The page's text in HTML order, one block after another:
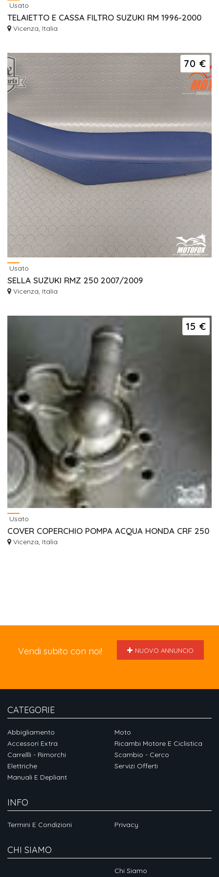
Usato
TELAIETTO E CASSA FILTRO SUZUKI RM 1996-2000
Vicenza, Italia
70 €
Usato
SELLA SUZUKI RMZ 250 2007/2009
Vicenza, Italia
15 €
Usato
COVER COPERCHIO POMPA ACQUA HONDA CRF 250
Vicenza, Italia
Vendi subito con noi! NUOVO ANNUNCIO
CATEGORIE
Abbigliamento
Accessori Extra
Carrellli - Rimorchi
Elettriche
Manuali E Depliant
Moto
Ricambi Motore E Ciclistica
Scambio - Cerco
Servizi Offerti
INFO
Termini E Condizioni Privacy
CHI SIAMO
Chi Siamo